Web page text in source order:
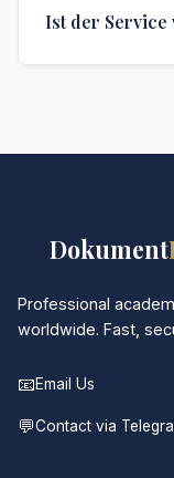
Die genaue
Ist der
Dokument
Professional
worldwide. Fast,
📧Email Us
💬Contact via